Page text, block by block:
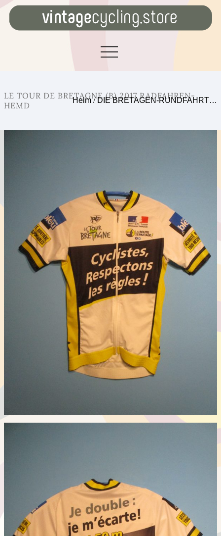
LE TOUR DE BRETAGNE (B) 2017 RADFAHREN-
HEMD
Heim/DIE BRETAGEN-RUNDFAHRT…